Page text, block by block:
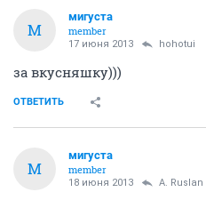
М
мигуста
member
17 июня 2013 hohotui
за вкусняшку)))
ОТВЕТИТЬ
М
мигуста
member
18 июня 2013 A. Ruslan